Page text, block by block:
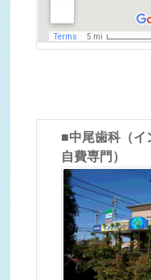
■中尾歯科（イ
自費専門）